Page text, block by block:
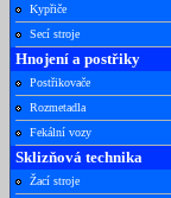
Kypřiče
Secí stroje
Hnojení a postřiky
Postřikovače
Rozmetadla
Fekální vozy
Sklizňová technika
Žací stroje